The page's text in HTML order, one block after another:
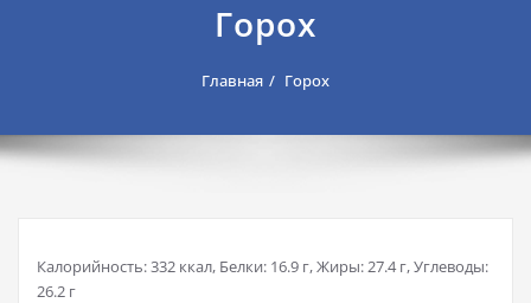
Горох
Главная Горох
Калорийность: 332 ккал, Белки: 16.9 г, Жиры: 27.4 г, Углеводы:
26.2 г